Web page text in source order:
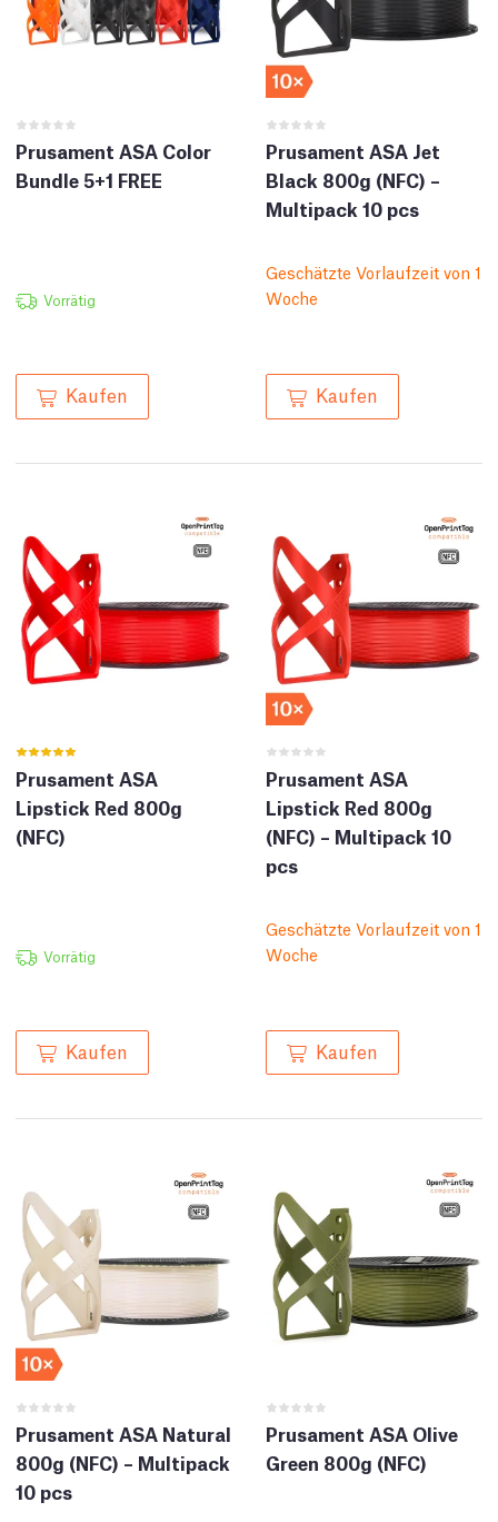
Prusament ASA Color
Bundle 5+1 FREE
Vorrätig
Kaufen
Prusament ASA Jet
Black 800g (NFC) –
Multipack 10 pcs
Geschätzte Vorlaufzeit von 1
Woche
Kaufen
Prusament ASA
Lipstick Red 800g
(NFC)
Vorrätig
Kaufen
Prusament ASA
Lipstick Red 800g
(NFC) – Multipack 10
pcs
Geschätzte Vorlaufzeit von 1
Woche
Kaufen
Prusament ASA Natural
800g (NFC) – Multipack
10 pcs
Prusament ASA Olive
Green 800g (NFC)